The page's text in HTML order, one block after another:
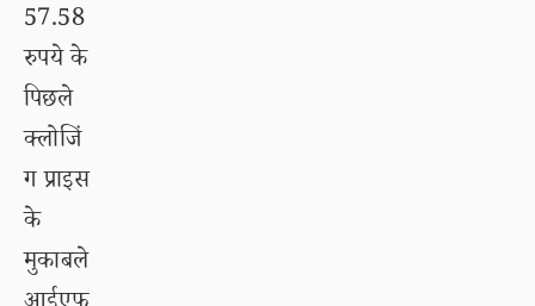
57.58
रुपये के
पिछले
क्लोजिं
ग प्राइस
के
मुकाबले